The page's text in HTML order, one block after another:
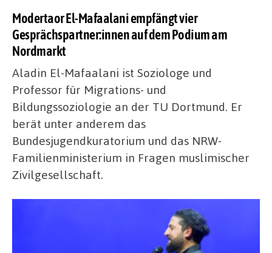
Modertaor El-Mafaalani empfängt vier
Gesprächspartner:innen auf dem Podium am
Nordmarkt
Aladin El-Mafaalani ist Soziologe und
Professor für Migrations- und
Bildungssoziologie an der TU Dortmund. Er
berät unter anderem das
Bundesjugendkuratorium und das NRW-
Familienministerium in Fragen muslimischer
Zivilgesellschaft.